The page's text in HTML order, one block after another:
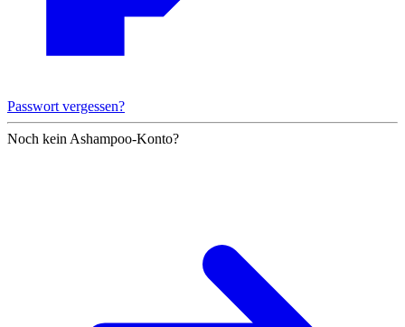
Passwort vergessen?
Noch kein Ashampoo-Konto?